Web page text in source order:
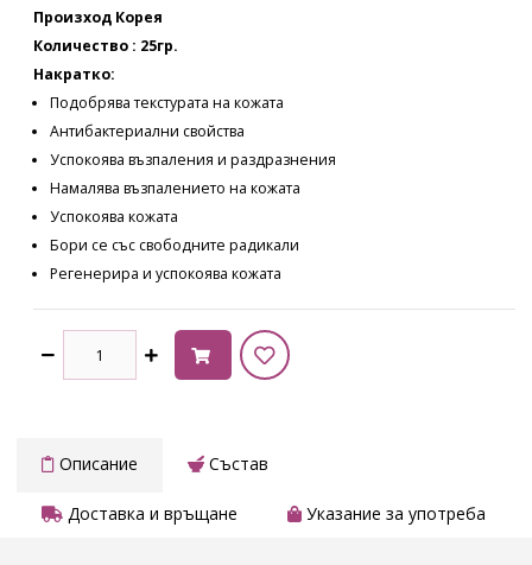
Произход Корея
Количество : 25гр.
Накратко:
Подобрява текстурата на кожата
Антибактериални свойства
Успокоява възпаления и раздразнения
Намалява възпалението на кожата
Успокоява кожата
Бори се със свободните радикали
Регенерира и успокоява кожата
Описание Състав
Доставка и връщане Указание за употреба